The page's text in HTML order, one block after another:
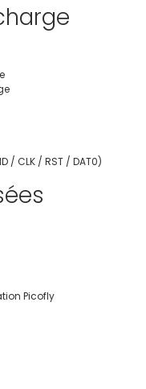
/ CLK / RST / DAT0)
Picofly